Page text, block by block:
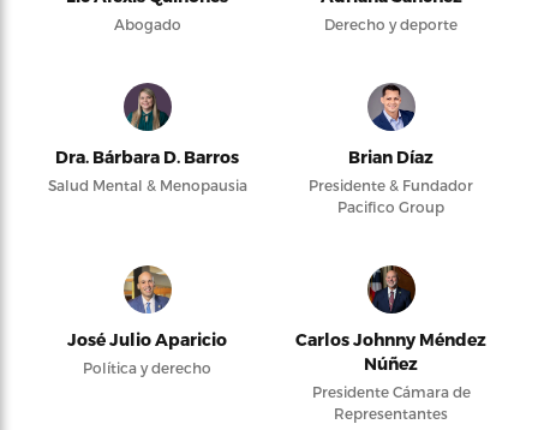
Abogado Derecho y deporte
Dra. Bárbara D. Barros
Salud Mental & Menopausia
Brian Díaz
Presidente & Fundador
Pacifico Group
José Julio Aparicio
Política y derecho
Carlos Johnny Méndez
Núñez
Presidente Cámara de
Representantes